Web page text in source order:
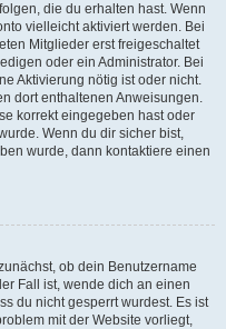
die du erhalten hast. Wenn
vielleicht aktiviert werden. Bei
Mitglieder erst freigeschaltet
oder ein Administrator. Bei
Aktivierung nötig ist oder nicht.
dort enthaltenen Anweisungen.
korrekt eingegeben hast oder
Wenn du dir sicher bist,
wurde, dann kontaktiere einen
ob dein Benutzername
Fall ist, wende dich an einen
du nicht gesperrt wurdest. Es ist
mit der Website vorliegt,